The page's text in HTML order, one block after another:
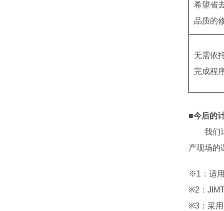
希望省
品质的
无需依
完成程
■今后的
我们计
产现场的
※1：适用
※2：
※3：采